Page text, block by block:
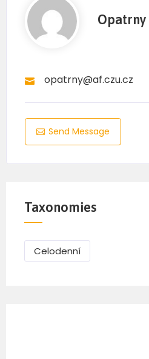
Opatrny
opatrny@af.czu.cz
Send Message
Taxonomies
Celodenní